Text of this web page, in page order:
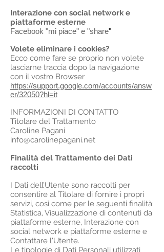
Interazione con social network e
piattaforme esterne
Facebook "mi piace" e "share"
Volete eliminare i cookies?
Ecco come fare se proprio non volete
lasciarne traccia dopo la navigazione
con il vostro Browser
https://support.google.com/accounts/answ
er/32050?hl=it
INFORMAZIONI DI CONTATTO
Titolare del Trattamento
Caroline Pagani
info@carolinepagani.net
Finalità del Trattamento dei Dati
raccolti
I Dati dell’Utente sono raccolti per
consentire al Titolare di fornire i propri
servizi, così come per le seguenti finalità:
Statistica, Visualizzazione di contenuti da
piattaforme esterne, Interazione con
social network e piattaforme esterne e
Contattare l'Utente.
Le tipologie di Dati Personali utilizzati